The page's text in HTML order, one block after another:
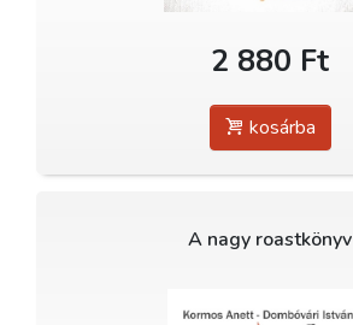
2 880 Ft
kosárba
A nagy roastkönyv